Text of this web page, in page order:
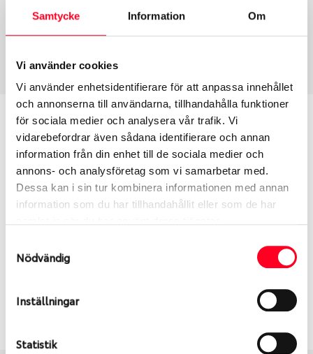
Samtycke Information Om
Vi använder cookies
Vi använder enhetsidentifierare för att anpassa innehållet
och annonserna till användarna, tillhandahålla funktioner
för sociala medier och analysera vår trafik. Vi
vidarebefordrar även sådana identifierare och annan
information från din enhet till de sociala medier och
annons- och analysföretag som vi samarbetar med.
Dessa kan i sin tur kombinera informationen med annan
information som du har tillhandahållit eller som de har
Nödvändig
Inställningar
Statistik
Däcktyp
Sommar
Däckstorlek
3285
Passar detta däck min bil?
Ange registreringsnummer för att se om det däck
du valt passar din bilmodell. Om du köper däck som
skall sättas på dina befintliga fälgar, se till att kolla
en extra gång så att däck och fälg har samma
bilen hade ut från fabrik.
S Sök